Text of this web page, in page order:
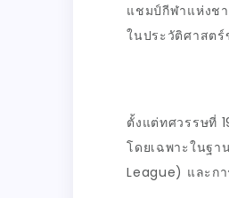
แชมป์กีฬาแห่งช
ในประวัติศาสต
ตั้งแต่ทศวรรษที่
โดยเฉพาะในฐ
League) และก